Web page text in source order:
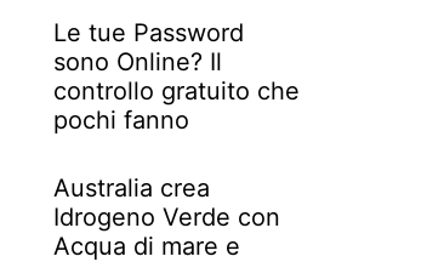
Le tue Password
sono Online? Il
controllo gratuito che
pochi fanno
Australia crea
Idrogeno Verde con
Acqua di mare e